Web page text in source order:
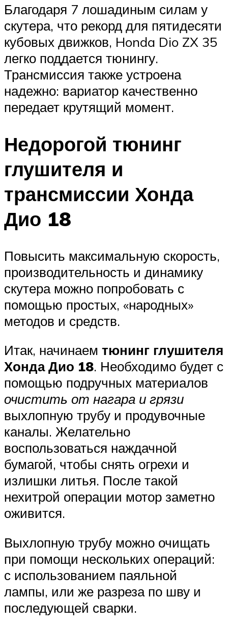
Благодаря 7 лошадиным силам у
скутера, что рекорд для пятидесяти
кубовых движков, Honda Dio ZX 35
легко поддается тюнингу.
Трансмиссия также устроена
надежно: вариатор качественно
передает крутящий момент.
Недорогой тюнинг
глушителя и
трансмиссии Хонда
Дио 18
Повысить максимальную скорость,
производительность и динамику
скутера можно попробовать с
помощью простых, «народных»
методов и средств.
Итак, начинаем тюнинг глушителя
Хонда Дио 18. Необходимо будет с
помощью подручных материалов
очистить от нагара и грязи
выхлопную трубу и продувочные
каналы. Желательно
воспользоваться наждачной
бумагой, чтобы снять огрехи и
излишки литья. После такой
нехитрой операции мотор заметно
оживится.
Выхлопную трубу можно очищать
при помощи нескольких операций:
с использованием паяльной
лампы, или же разреза по шву и
последующей сварки.